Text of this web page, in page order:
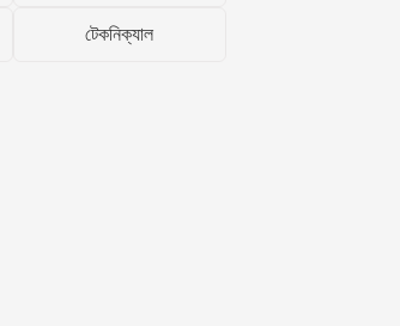
টেকনিক্যাল